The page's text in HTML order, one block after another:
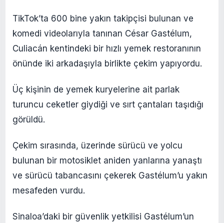
TikTok’ta 600 bine yakın takipçisi bulunan ve
komedi videolarıyla tanınan César Gastélum,
Culiacán kentindeki bir hızlı yemek restoranının
önünde iki arkadaşıyla birlikte çekim yapıyordu.
Üç kişinin de yemek kuryelerine ait parlak
turuncu ceketler giydiği ve sırt çantaları taşıdığı
görüldü.
Çekim sırasında, üzerinde sürücü ve yolcu
bulunan bir motosiklet aniden yanlarına yanaştı
ve sürücü tabancasını çekerek Gastélum’u yakın
mesafeden vurdu.
Sinaloa’daki bir güvenlik yetkilisi Gastélum’un